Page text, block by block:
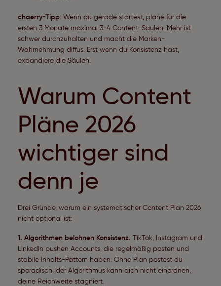
chaerry-Tipp: Wenn du gerade startest, plane für die
ersten 3 Monate maximal 3-4 Content-Säulen. Mehr ist
schwer durchzuhalten und macht die Marken-
Wahrnehmung diffus. Erst wenn du Konsistenz hast,
expandiere die Säulen.
Warum Content
Pläne 2026
wichtiger sind
denn je
Drei Gründe, warum ein systematischer Content Plan 2026
nicht optional ist:
1. Algorithmen belohnen Konsistenz. TikTok, Instagram und
LinkedIn pushen Accounts, die regelmäßig posten und
stabile Inhalts-Pattern haben. Ohne Plan postest du
sporadisch, der Algorithmus kann dich nicht einordnen,
deine Reichweite stagniert.